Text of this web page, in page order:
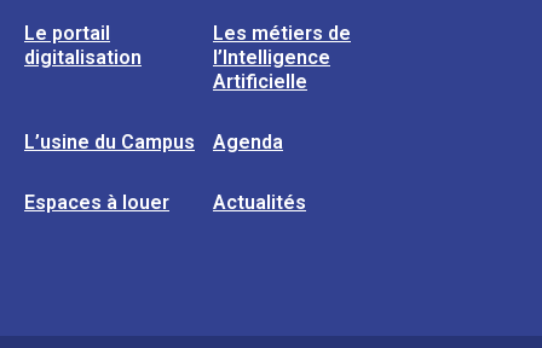
Le portail
digitalisation
Les métiers de
l’Intelligence
Artificielle
L’usine du Campus Agenda
Espaces à louer Actualités